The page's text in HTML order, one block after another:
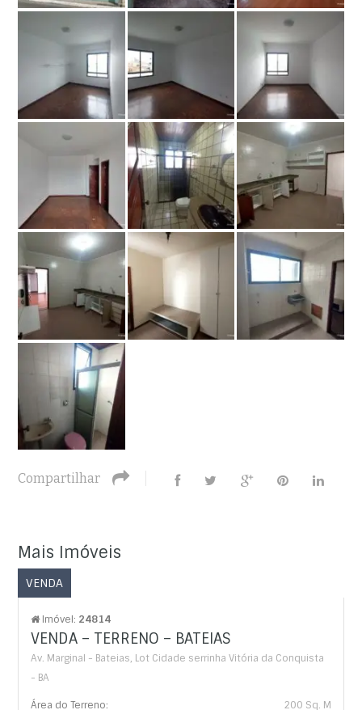
Compartilhar
Mais Imóveis
VENDA
Imóvel: 24814
VENDA – TERRENO – BATEIAS
Av. Marginal - Bateias, Lot Cidade serrinha Vitória da Conquista
- BA
Área do Terreno: 200 Sq. M